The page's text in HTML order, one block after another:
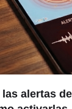
alertas